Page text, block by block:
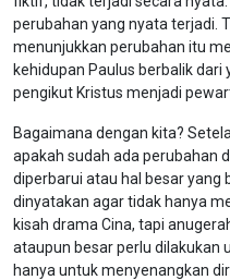
perubahan yang nyata terjadi.
menunjukkan perubahan itu
kehidupan Paulus berbalik
pengikut Kristus menjadi
Bagaimana dengan kita?
apakah sudah ada perubahan
diperbarui atau hal besar yang
dinyatakan agar tidak hanya
kisah drama Cina, tapi
ataupun besar perlu dilakukan
hanya untuk menyenangkan